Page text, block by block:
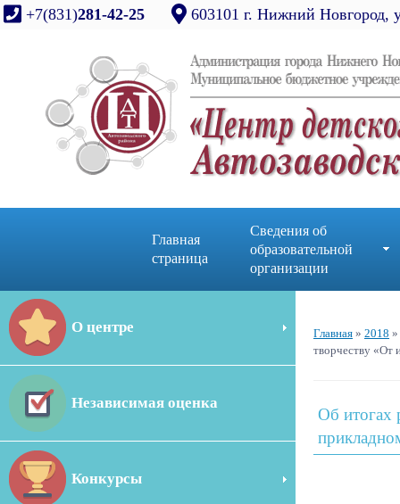
+7(831)281-42-25 603101 г. Нижний Новгород,
Главная
страница
Сведения об
образовательной
организации
О центре
Независимая оценка
Конкурсы
Главная » 2018 »
творчеству «От
Об итогах